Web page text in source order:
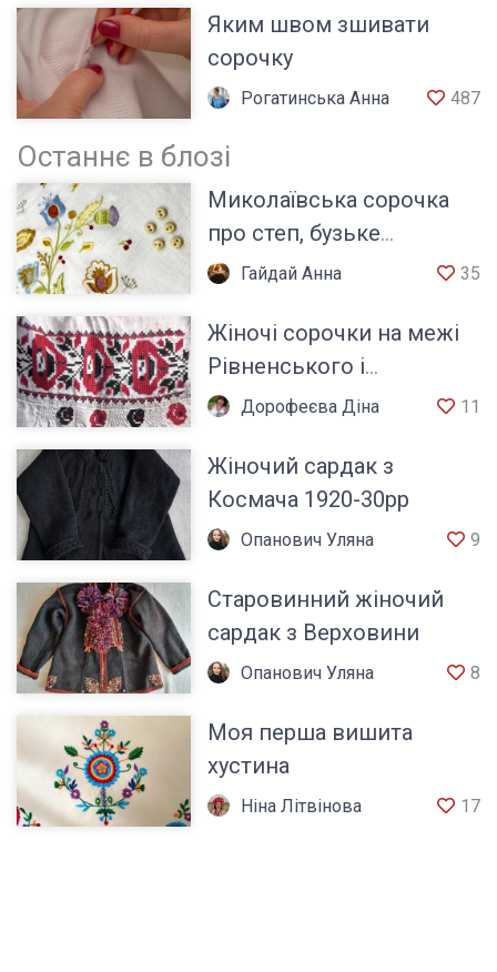
Яким швом зшивати
сорочку
Рогатинська Анна 487
Останнє в блозі
Миколаївська сорочка
про степ, бузьке
козацтво та характер
Гайдай Анна 35
Жіночі сорочки на межі
Рівненського і
Житомирського Полісся
Дорофеєва Діна 11
Жіночий сардак з
Космача 1920-30рр
Опанович Уляна 9
Старовинний жіночий
сардак з Верховини
Опанович Уляна 8
Моя перша вишита
хустина
Ніна Літвінова 17